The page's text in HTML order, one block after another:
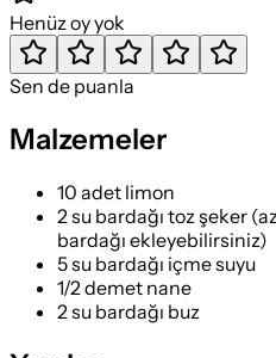
Henüz oy yok
Sen de puanla
Malzemeler
10 adet limon
2 su bardağı toz şeker
bardağı ekleyebilirsiniz)
5 su bardağı içme suyu
1/2 demet nane
2 su bardağı buz